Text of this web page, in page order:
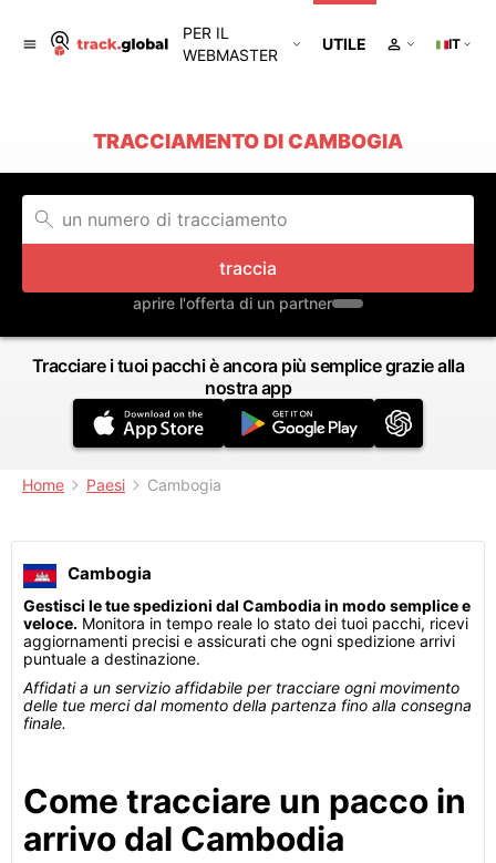
PER IL
WEBMASTER
UTILE IT
TRACCIAMENTO DI CAMBOGIA
traccia
aprire l'offerta di un partner
Tracciare i tuoi pacchi è ancora più semplice grazie alla
nostra app
Home Paesi Cambogia
Cambogia
Gestisci le tue spedizioni dal Cambodia in modo semplice e
veloce. Monitora in tempo reale lo stato dei tuoi pacchi, ricevi
aggiornamenti precisi e assicurati che ogni spedizione arrivi
puntuale a destinazione.
Affidati a un servizio affidabile per tracciare ogni movimento
delle tue merci dal momento della partenza fino alla consegna
finale.
Come tracciare un pacco in
arrivo dal Cambodia